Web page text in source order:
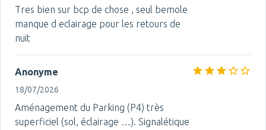
Tres bien sur bcp de chose , seul bemole
manque d eclairage pour les retours de
nuit
Anonyme
18/07/2026
Aménagement du Parking (P4) très
superficiel (sol, éclairage …). Signalétique